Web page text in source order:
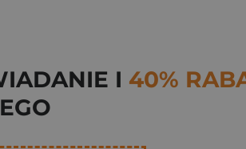
I 40%